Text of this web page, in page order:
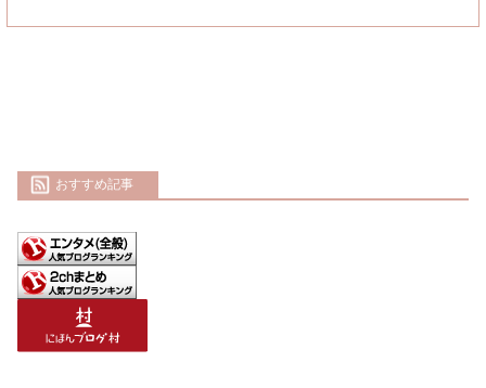
おすすめ記事